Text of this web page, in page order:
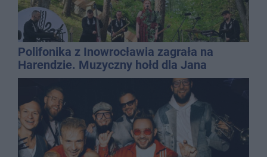
Polifonika z Inowrocławia zagrała na
Harendzie. Muzyczny hołd dla Jana
Kasprowicza